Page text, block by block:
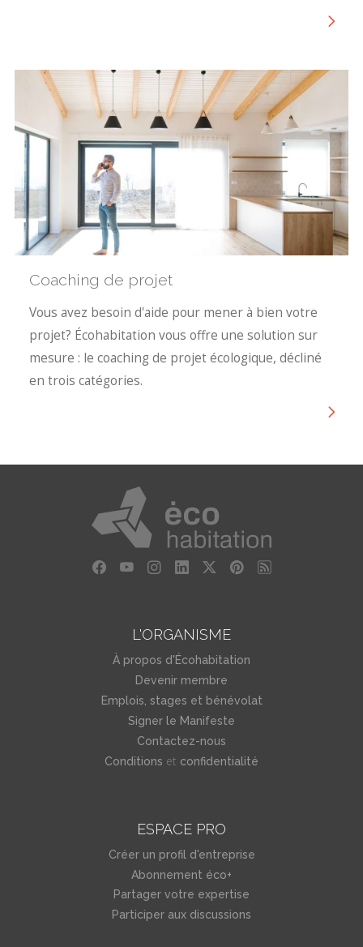
Coaching de projet
Vous avez besoin d'aide pour mener à bien votre
projet? Écohabitation vous offre une solution sur
mesure : le coaching de projet écologique, décliné
en trois catégories.
L'ORGANISME
À propos d'Écohabitation
Devenir membre
Emplois, stages et bénévolat
Signer le Manifeste
Contactez-nous
Conditions et confidentialité
ESPACE PRO
Créer un profil d'entreprise
Abonnement éco+
Partager votre expertise
Participer aux discussions